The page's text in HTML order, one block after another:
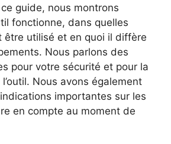
guide, nous montrons
fonctionne, dans quelles
être utilisé et en quoi il diffère
Nous parlons des
pour votre sécurité et pour la
Nous avons également
importantes sur les
en compte au moment de